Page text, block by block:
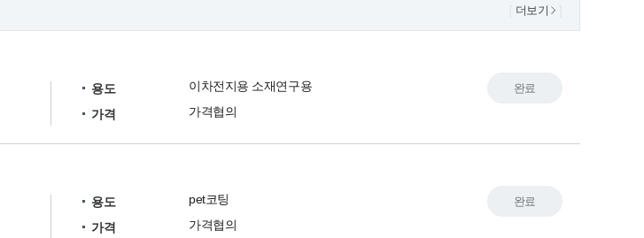
더보기
용도
이차전지용 소재연구용
가격
가격협의
완료
용도
pet코팅
가격
가격협의
완료